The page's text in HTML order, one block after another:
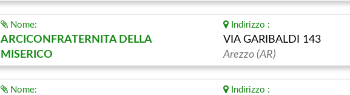
Nome:
ARCICONFRATERNITA DELLA
MISERICO
Indirizzo :
VIA GARIBALDI 143
Arezzo (AR)
Nome: Indirizzo :